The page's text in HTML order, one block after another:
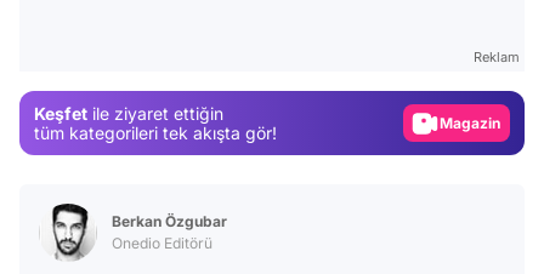
Reklam
Keşfet ile ziyaret ettiğin
tüm kategorileri tek akışta gör!
Magazin
Berkan Özgubar
Onedio Editörü